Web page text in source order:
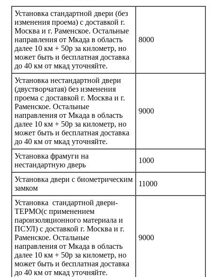
Установка стандартной двери (без
изменения проема) с доставкой г.
Москва и г. Раменское. Остальные
направления от Мкада в область
далее 10 км + 50р за километр, но
может быть и бесплатная доставка
до 40 км от мкад уточняйте.
8000
Установка нестандартной двери
(двустворчатая) без изменения
проема с доставкой г. Москва и г.
Раменское. Остальные
направления от Мкада в область
далее 10 км + 50р за километр, но
может быть и бесплатная доставка
до 40 км от мкад уточняйте.
9000
Установка фрамуги на
нестандартную дверь
1000
Установка двери с биометрическим
замком
11000
Установка стандартной двери-
ТЕРМО(с применением
пароизоляционного материала и
ПСУЛ) с доставкой г. Москва и г.
Раменское. Остальные
направления от Мкада в область
далее 10 км + 50р за километр, но
может быть и бесплатная доставка
до 40 км от мкад уточняйте.
9000